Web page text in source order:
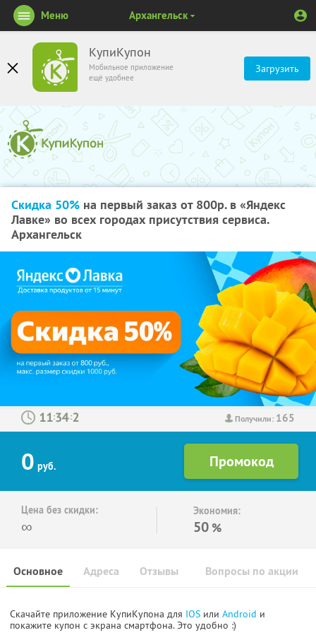
КупиКупон
Мобильное приложение
ещё удобнее
Загрузить
Меню Архангельск
Скидка 50% на первый заказ от 800р. в «Яндекс
Лавке» во всех городах присутствия сервиса.
Архангельск
Получили: 165
: :
0 руб.
Цена без скидки:
∞
Экономия:
50 %
Основное Отзывы Вопросы по акции
Адреса
Скачайте приложение КупиКупона для IOS или Android и
покажите купон с экрана смартфона. Это удобно :)